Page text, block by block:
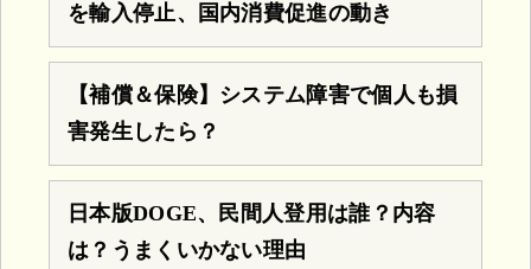
を輸入停止、国内消費促進の動き
【補償＆保険】システム障害で個人も損
害発生したら？
日本版DOGE、民間人登用は誰？内容
は？うまくいかない理由